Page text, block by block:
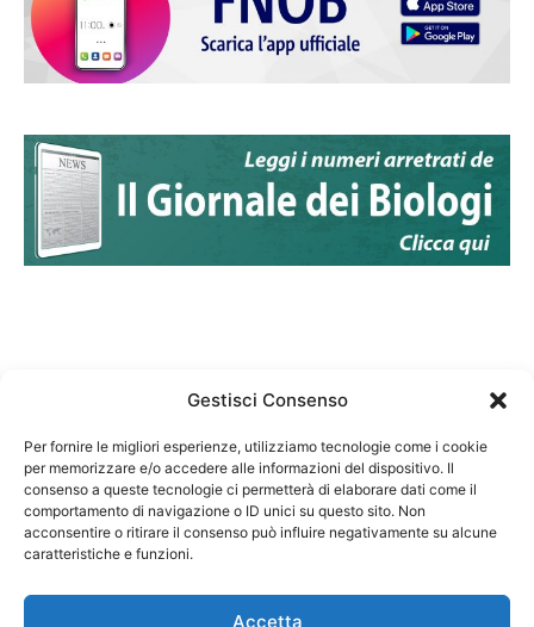
Gestisci Consenso
Per fornire le migliori esperienze, utilizziamo tecnologie come i cookie
per memorizzare e/o accedere alle informazioni del dispositivo. Il
consenso a queste tecnologie ci permetterà di elaborare dati come il
comportamento di navigazione o ID unici su questo sito. Non
acconsentire o ritirare il consenso può influire negativamente su alcune
caratteristiche e funzioni.
Accetta
Federazione Nazionale Degli Ordini dei Biologi:
codice fiscale 80069130583
Responsabile sito internet www.fnob.it: